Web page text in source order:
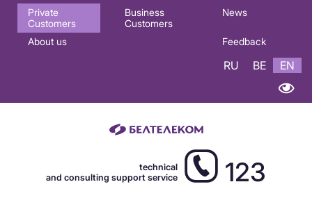
Основная
навигация
Private
Customers
Business
Customers
News
About us Feedback
RU BE EN
technical
and consulting support service
123